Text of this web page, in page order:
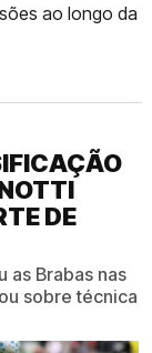
ao longo da
DE
as Brabas nas
sobre técnica